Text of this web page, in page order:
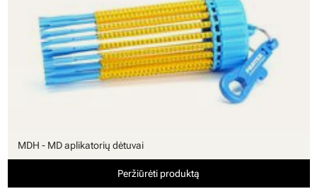
MDH - MD aplikatorių dėtuvai
Peržiūrėti produktą